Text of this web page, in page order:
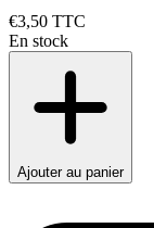
€3,50 TTC
En stock
Ajouter au panier